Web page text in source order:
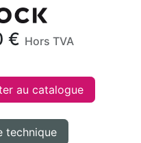
€ Hors TVA
au catalogue
technique